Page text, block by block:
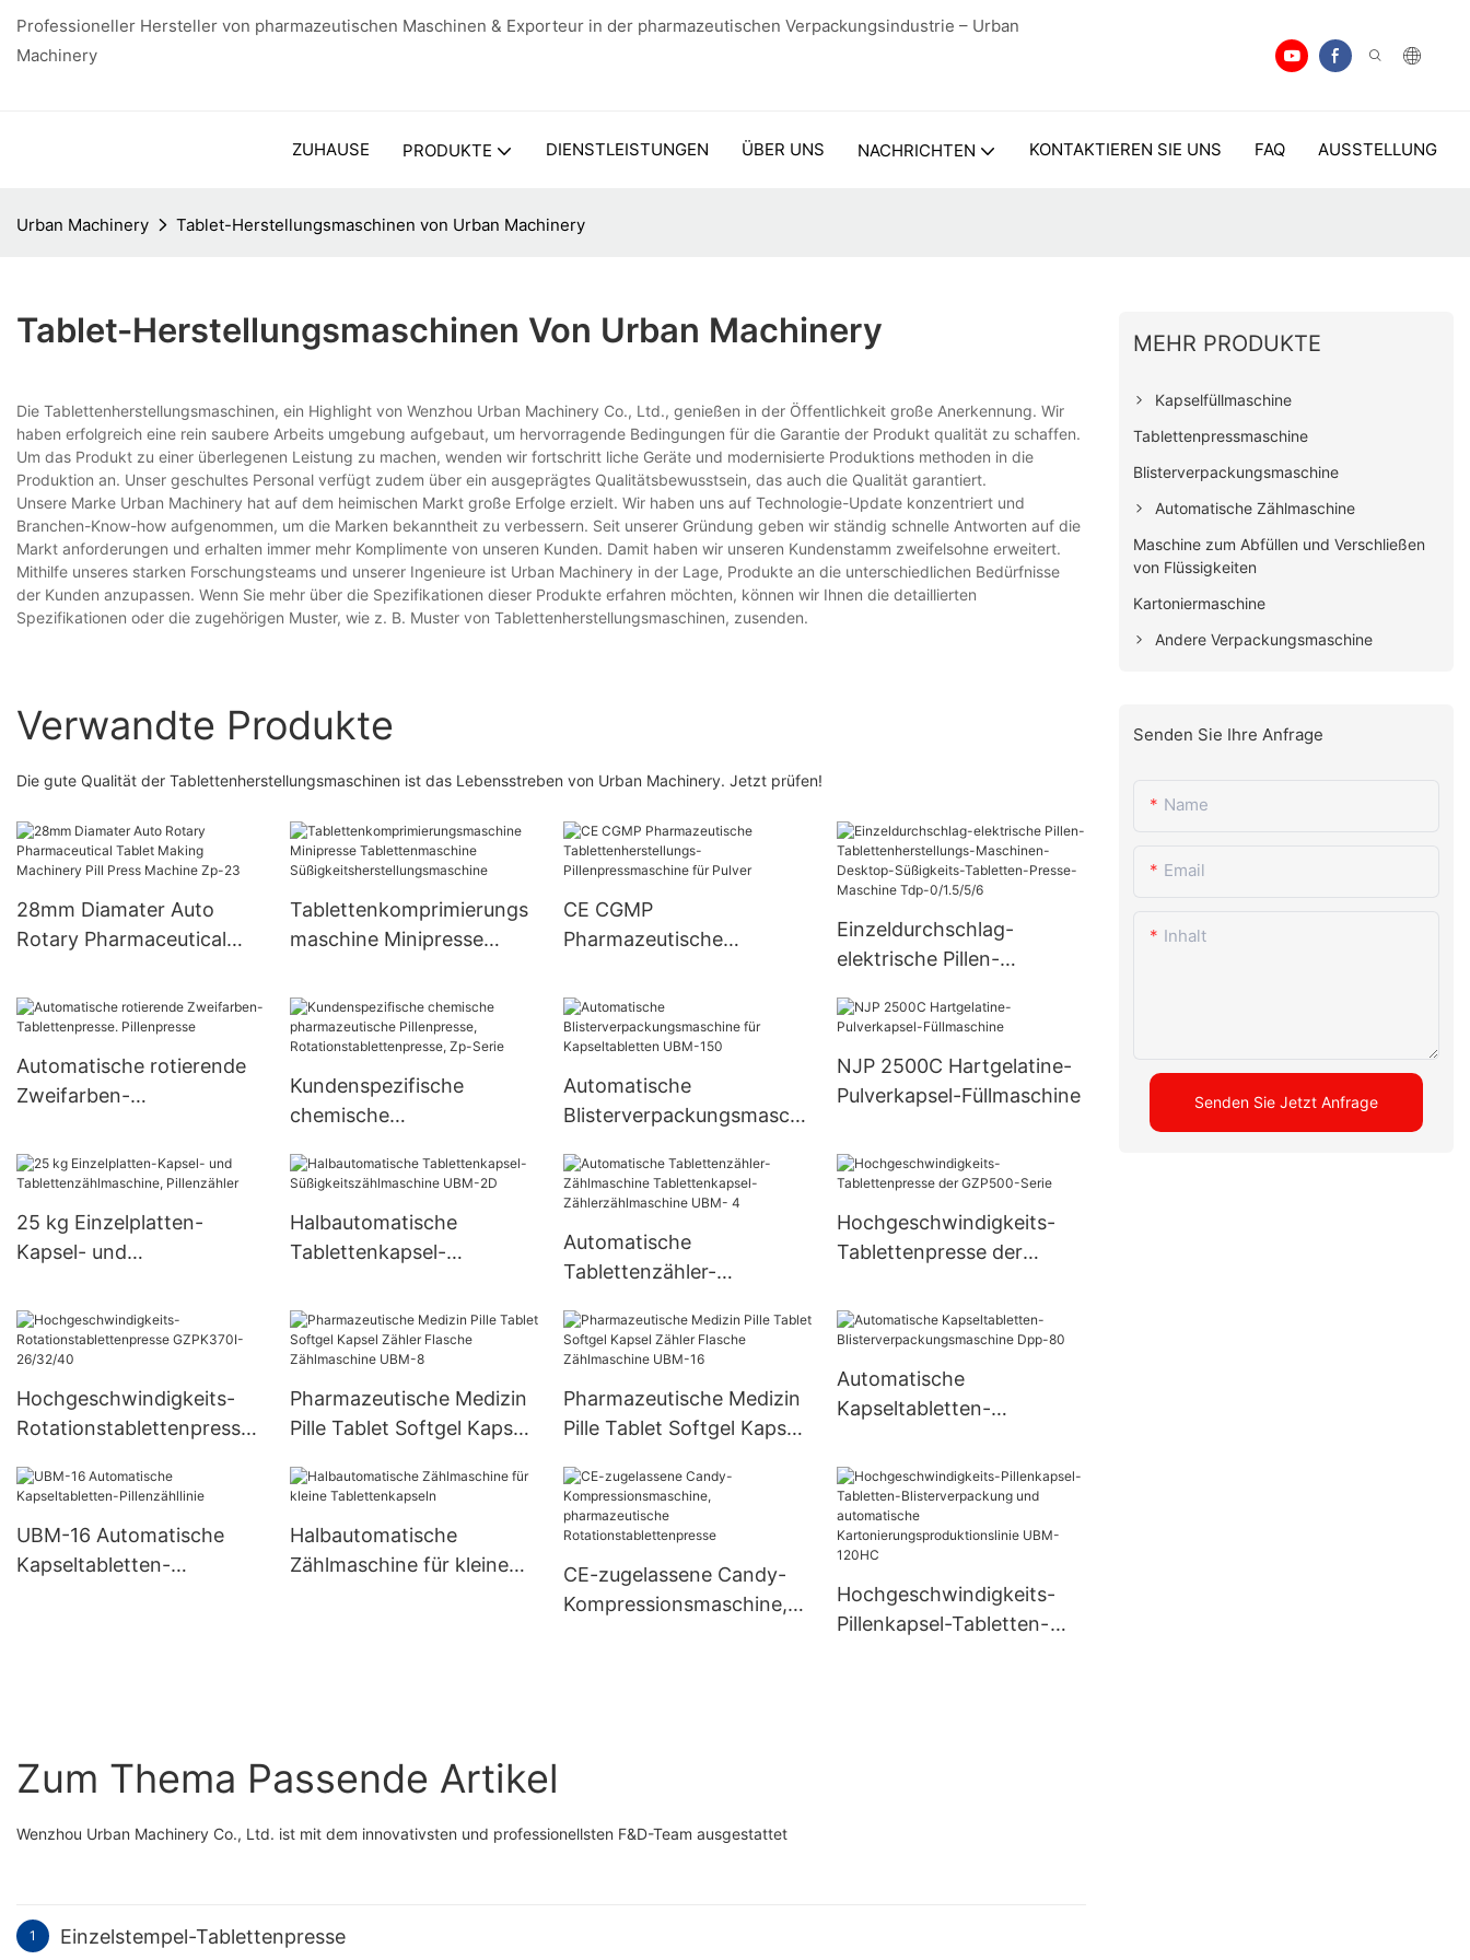
Professioneller Hersteller von pharmazeutischen Maschinen & Exporteur in der pharmazeutischen Verpackungsindustrie – Urban
Machinery
ZUHAUSE PRODUKTE DIENSTLEISTUNGEN ÜBER UNS NACHRICHTEN KONTAKTIEREN SIE UNS FAQ AUSSTELLUNG
Urban Machinery Tablet-Herstellungsmaschinen von Urban Machinery
Tablet-Herstellungsmaschinen Von Urban Machinery
Die Tablettenherstellungsmaschinen, ein Highlight von Wenzhou Urban Machinery Co., Ltd., genießen in der Öffentlichkeit große Anerkennung. Wir
haben erfolgreich eine rein saubere Arbeits umgebung aufgebaut, um hervorragende Bedingungen für die Garantie der Produkt qualität zu schaffen.
Um das Produkt zu einer überlegenen Leistung zu machen, wenden wir fortschritt liche Geräte und modernisierte Produktions methoden in die
Produktion an. Unser geschultes Personal verfügt zudem über ein ausgeprägtes Qualitätsbewusstsein, das auch die Qualität garantiert.
Unsere Marke Urban Machinery hat auf dem heimischen Markt große Erfolge erzielt. Wir haben uns auf Technologie-Update konzentriert und
Branchen-Know-how aufgenommen, um die Marken bekanntheit zu verbessern. Seit unserer Gründung geben wir ständig schnelle Antworten auf die
Markt anforderungen und erhalten immer mehr Komplimente von unseren Kunden. Damit haben wir unseren Kundenstamm zweifelsohne erweitert.
Mithilfe unseres starken Forschungsteams und unserer Ingenieure ist Urban Machinery in der Lage, Produkte an die unterschiedlichen Bedürfnisse
der Kunden anzupassen. Wenn Sie mehr über die Spezifikationen dieser Produkte erfahren möchten, können wir Ihnen die detaillierten
Spezifikationen oder die zugehörigen Muster, wie z. B. Muster von Tablettenherstellungsmaschinen, zusenden.
Verwandte Produkte
Die gute Qualität der Tablettenherstellungsmaschinen ist das Lebensstreben von Urban Machinery. Jetzt prüfen!
28mm Diamater Auto
Rotary Pharmaceutical
Pill Press Machine Zp-23
Tablettenkomprimierungs
maschine Minipresse
Süßigkeitsherstellungsmas
chine
CE CGMP
Pharmazeutische
Pillenpressmaschine für
Pulver
Einzeldurchschlag-
elektrische Pillen-
Maschinen-Desktop-
Presse-Maschine Tdp-
0/1.5/5/6
Automatische rotierende
Zweifarben-
Pillenpresse
Kundenspezifische
chemische
Pillenpresse,
Zp-Serie
Automatische
Blisterverpackungsmaschi
UBM-150
NJP 2500C Hartgelatine-
Pulverkapsel-Füllmaschine
25 kg Einzelplatten-
Kapsel- und
Pillenzähler
Halbautomatische
Tablettenkapsel-
UBM-2D
Automatische
Tablettenzähler-
Tablettenkapsel-
Zählerzählmaschine UBM-
4
Hochgeschwindigkeits-
Tablettenpresse der
Hochgeschwindigkeits-
Rotationstablettenpresse
Pharmazeutische Medizin
Pille Tablet Softgel Kapsel
Zählmaschine UBM-8
Pharmazeutische Medizin
Pille Tablet Softgel Kapsel
Zählmaschine UBM-16
Automatische
Kapseltabletten-
ne Dpp-80
UBM-16 Automatische
Kapseltabletten-
Halbautomatische
Zählmaschine für kleine
CE-zugelassene Candy-
Kompressionsmaschine,
Hochgeschwindigkeits-
Pillenkapsel-Tabletten-
Zum Thema Passende Artikel
Wenzhou Urban Machinery Co., Ltd. ist mit dem innovativsten und professionellsten F&D-Team ausgestattet
1 Einzelstempel-Tablettenpresse
MEHR PRODUKTE
Kapselfüllmaschine
Tablettenpressmaschine
Blisterverpackungsmaschine
Automatische Zählmaschine
Maschine zum Abfüllen und Verschließen
von Flüssigkeiten
Kartoniermaschine
Andere Verpackungsmaschine
Senden Sie Ihre Anfrage
Name
Email
Inhalt
Senden Sie Jetzt Anfrage